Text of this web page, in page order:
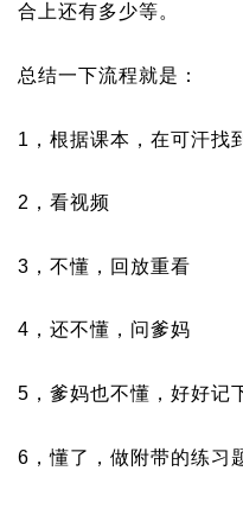
合上还有多少等。
总结一下流程就是：
1，根据课本，在可汗找
2，看视频
3，不懂，回放重看
4，还不懂，问爹妈
5，爹妈也不懂，好好记
6，懂了，做附带的练习